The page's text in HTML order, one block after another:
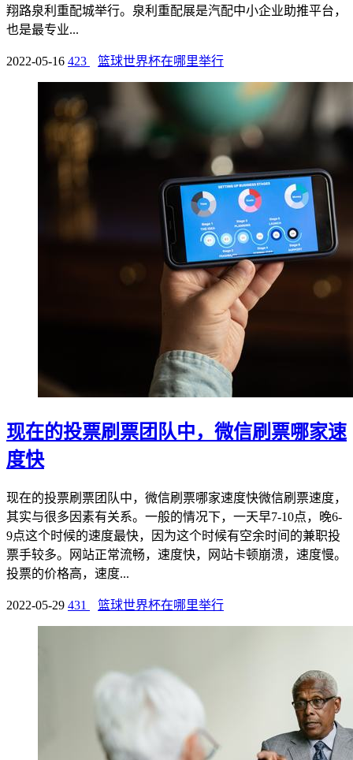
翔路泉利重配城举行。泉利重配展是汽配中小企业助推平台，
也是最专业...
2022-05-16 423 篮球世界杯在哪里举行
现在的投票刷票团队中，微信刷票哪家速
度快
现在的投票刷票团队中，微信刷票哪家速度快微信刷票速度，
其实与很多因素有关系。一般的情况下，一天早7-10点，晚6-
9点这个时候的速度最快，因为这个时候有空余时间的兼职投
票手较多。网站正常流畅，速度快，网站卡顿崩溃，速度慢。
投票的价格高，速度...
2022-05-29 431 篮球世界杯在哪里举行